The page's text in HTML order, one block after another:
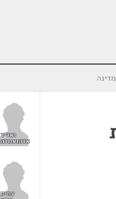
ואליד
אלהואשלה
עמית